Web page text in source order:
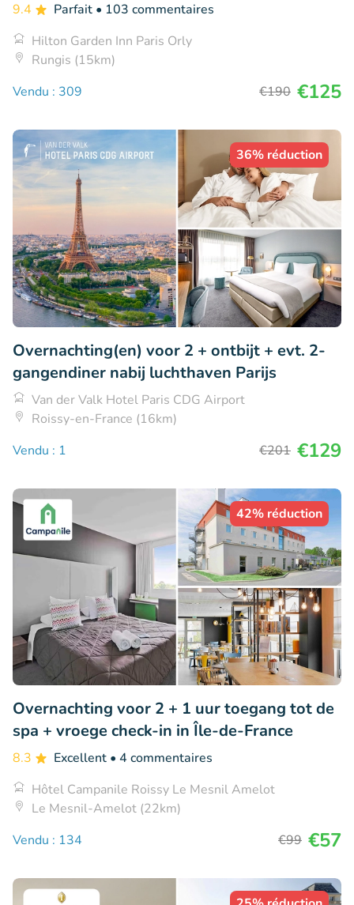
9.4 Parfait • 103 commentaires
Hilton Garden Inn Paris Orly
Rungis (15km)
Vendu : 309
€190 €125
36% réduction
Overnachting(en) voor 2 + ontbijt + evt. 2-
gangendiner nabij luchthaven Parijs
Van der Valk Hotel Paris CDG Airport
Roissy-en-France (16km)
Vendu : 1
€201 €129
42% réduction
Overnachting voor 2 + 1 uur toegang tot de
spa + vroege check-in in Île-de-France
8.3 Excellent • 4 commentaires
Hôtel Campanile Roissy Le Mesnil Amelot
Le Mesnil-Amelot (22km)
Vendu : 134
€99 €57